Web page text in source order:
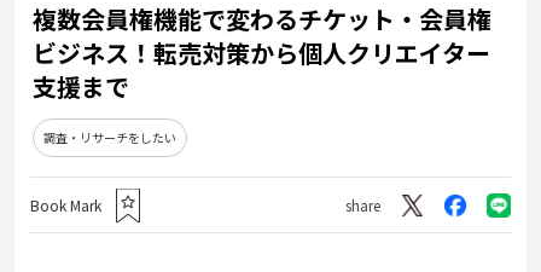
複数会員権機能で変わるチケット・会員権
ビジネス！転売対策から個人クリエイター
支援まで
調査・リサーチをしたい
Book Mark share